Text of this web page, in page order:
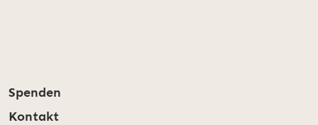
Spenden
Kontakt